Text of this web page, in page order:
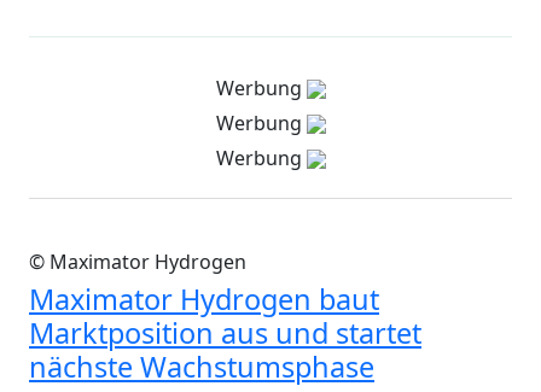
Werbung
Werbung
Werbung
© Maximator Hydrogen
Maximator Hydrogen baut
Marktposition aus und startet
nächste Wachstumsphase